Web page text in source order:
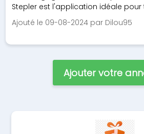
Stepler est l'application idéale pour
Ajouté le 09-08-2024 par Dilou95
Ajouter votre